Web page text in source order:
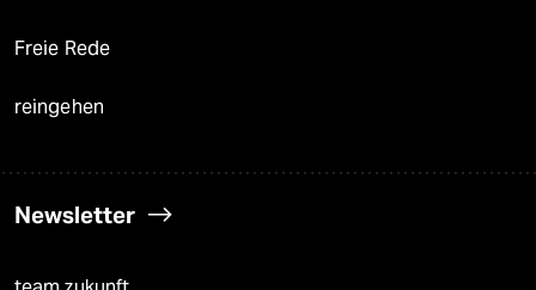
Freie Rede
reingehen
Newsletter